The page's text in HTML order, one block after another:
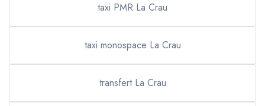
taxi PMR La Crau
taxi monospace La Crau
transfert La Crau